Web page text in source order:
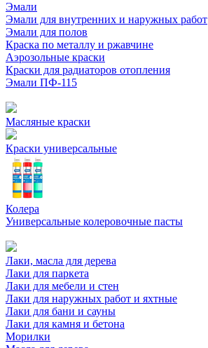
Эмали
Эмали для внутренних и наружных работ
Эмали для полов
Краска по металлу и ржавчине
Аэрозольные краски
Краски для радиаторов отопления
Эмали ПФ-115
Масляные краски
Краски универсальные
Колера
Универсальные колеровочные пасты
Лаки, масла для дерева
Лаки для паркета
Лаки для мебели и стен
Лаки для наружных работ и яхтные
Лаки для бани и сауны
Лаки для камня и бетона
Морилки